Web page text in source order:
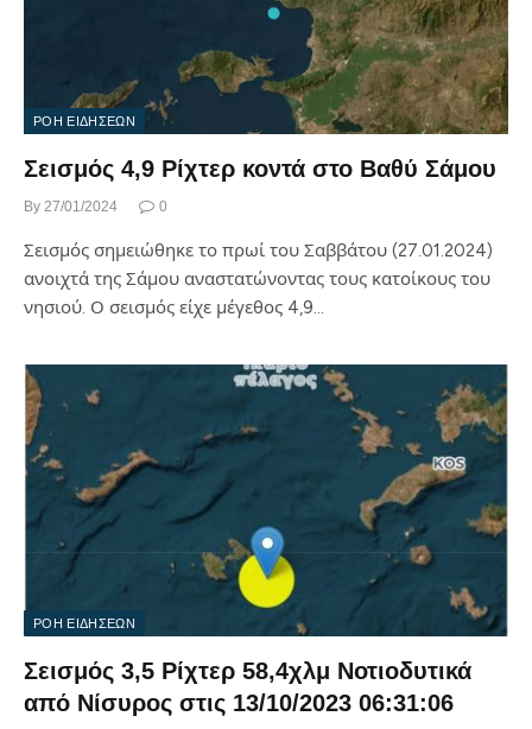
ΡΟΗ ΕΙΔΗΣΕΩΝ
Σεισμός 4,9 Ρίχτερ κοντά στο Βαθύ Σάμου
By 27/01/2024 0
Σεισμός σημειώθηκε το πρωί του Σαββάτου (27.01.2024)
ανοιχτά της Σάμου αναστατώνοντας τους κατοίκους του
νησιού. Ο σεισμός είχε μέγεθος 4,9…
ΡΟΗ ΕΙΔΗΣΕΩΝ
Σεισμός 3,5 Ρίχτερ 58,4χλμ Νοτιοδυτικά
από Νίσυρος στις 13/10/2023 06:31:06